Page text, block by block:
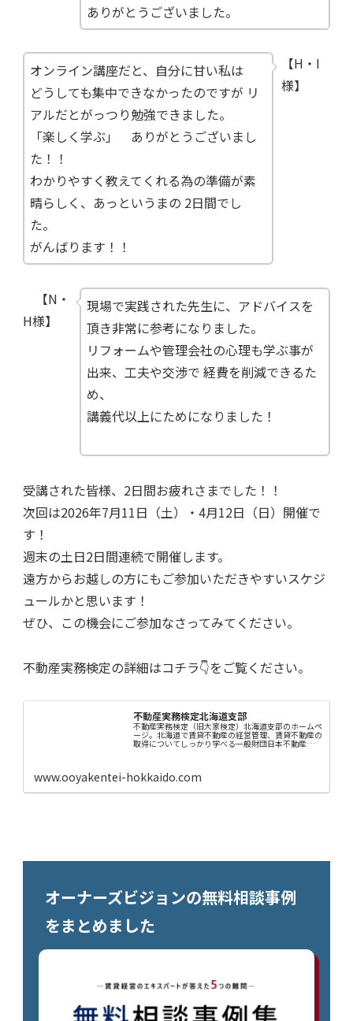
ありがとうございました。
【H・I
様】
オンライン講座だと、自分に甘い私は
どうしても集中できなかったのですが リ
アルだとがっつり勉強できました。
「楽しく学ぶ」 ありがとうございまし
た！！
わかりやすく教えてくれる為の準備が素
晴らしく、あっというまの 2日間でし
た。
がんばります！！
【N・
H様】
現場で実践された先生に、アドバイスを
頂き非常に参考になりました。
リフォームや管理会社の心理も学ぶ事が
出来、工夫や交渉で 経費を削減できるた
め、
講義代以上にためになりました！
受講された皆様、2日間お疲れさまでした！！
次回は2026年7月11日（土）・4月12日（日）開催で
す！
週末の土日2日間連続で開催します。
遠方からお越しの方にもご参加いただきやすいスケジ
ュールかと思います！
ぜひ、この機会にご参加なさってみてください。
不動産実務検定の詳細はコチラ👇をご覧ください。
不動産実務検定北海道支部
不動産実務検定（旧大家検定）北海道支部のホームペ
ージ。北海道で賃貸不動産の経営管理、賃貸不動産の
取得についてしっかり学べる一般財団日本不動産コミ
www.ooyakentei-hokkaido.com
オーナーズビジョンの無料相談事例
をまとめました